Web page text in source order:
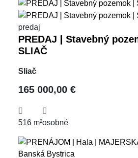
predaj
PREDAJ | Stavebný
SLIAČ
Sliač
165 000,00 €
516 m²osobné